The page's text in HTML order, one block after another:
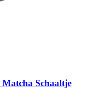
Matcha Schaaltje